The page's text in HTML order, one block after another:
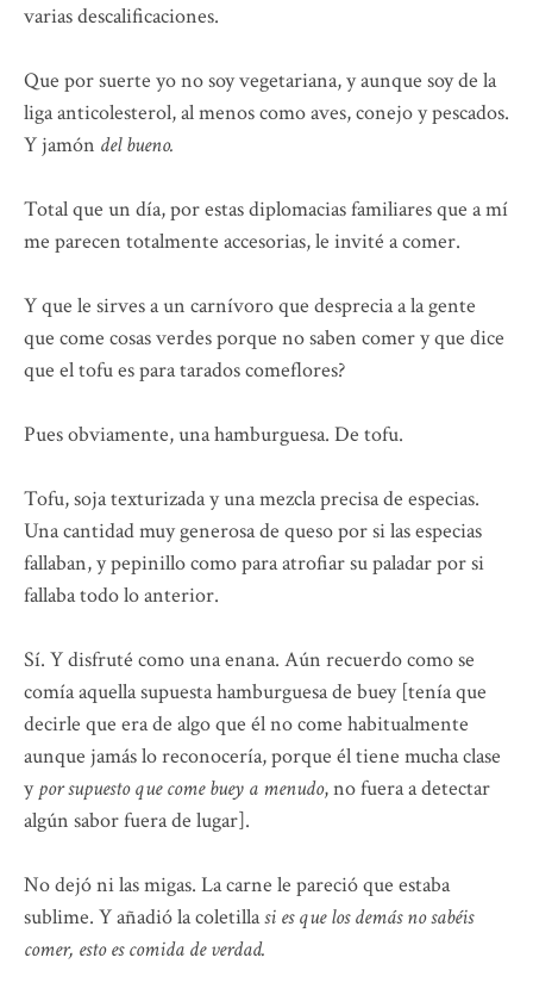
varias descalificaciones.
Que por suerte yo no soy vegetariana, y aunque soy de la
liga anticolesterol, al menos como aves, conejo y pescados.
Y jamón del bueno.
Total que un día, por estas diplomacias familiares que a mí
me parecen totalmente accesorias, le invité a comer.
Y que le sirves a un carnívoro que desprecia a la gente
que come cosas verdes porque no saben comer y que dice
que el tofu es para tarados comeflores?
Pues obviamente, una hamburguesa. De tofu.
Tofu, soja texturizada y una mezcla precisa de especias.
Una cantidad muy generosa de queso por si las especias
fallaban, y pepinillo como para atrofiar su paladar por si
fallaba todo lo anterior.
Sí. Y disfruté como una enana. Aún recuerdo como se
comía aquella supuesta hamburguesa de buey [tenía que
decirle que era de algo que él no come habitualmente
aunque jamás lo reconocería, porque él tiene mucha clase
ypor supuesto que come buey a menudo, no fuera a detectar
algún sabor fuera de lugar].
No dejó ni las migas. La carne le pareció que estaba
sublime. Y añadió la coletillasi es que los demás no sabéis
comer, esto es comida de verdad.